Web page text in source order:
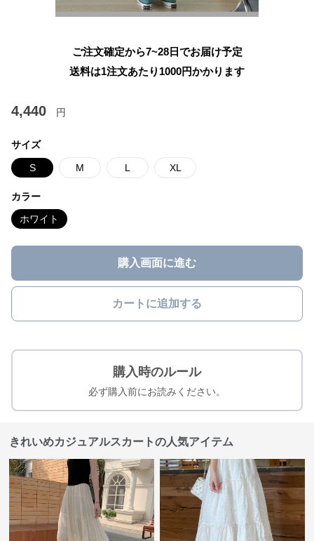
ご注文確定から7~28日でお届け予定
送料は1注文あたり 1000円かかります
4,440 円
サイズ
S M L XL
カラー
ホワイト
購入画面に進む
カートに追加する
購入時のルール
必ず購入前にお読みください。
きれいめカジュアルスカートの人気アイテム